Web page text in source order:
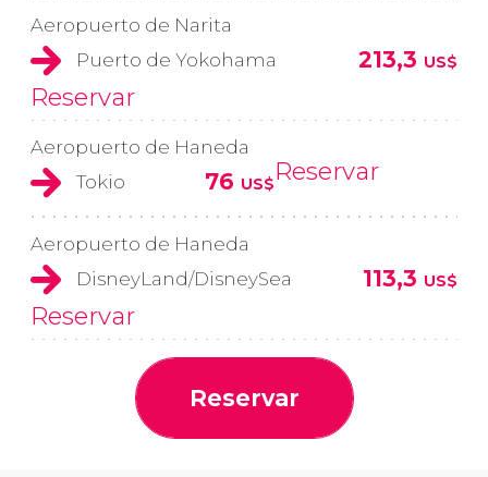
Aeropuerto de Narita
Puerto de Yokohama
213,3 US$
Reservar
Aeropuerto de Haneda
Tokio
76 US$Reservar
Aeropuerto de Haneda
DisneyLand/DisneySea
113,3 US$
Reservar
Reservar